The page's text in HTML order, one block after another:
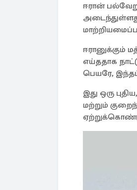
ஈரான்
ஈரானுக்கும்
எய்ததாக
பெயரே,
இது ஒரு
மற்றும்